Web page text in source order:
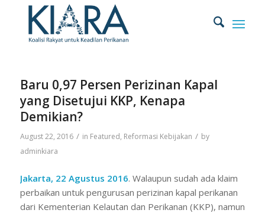
Baru 0,97 Persen Perizinan Kapal
yang Disetujui KKP, Kenapa
Demikian?
August 22, 2016 / in Featured, Reformasi Kebijakan / by
adminkiara
Jakarta, 22 Agustus 2016. Walaupun sudah ada klaim
perbaikan untuk pengurusan perizinan kapal perikanan
dari Kementerian Kelautan dan Perikanan (KKP), namun